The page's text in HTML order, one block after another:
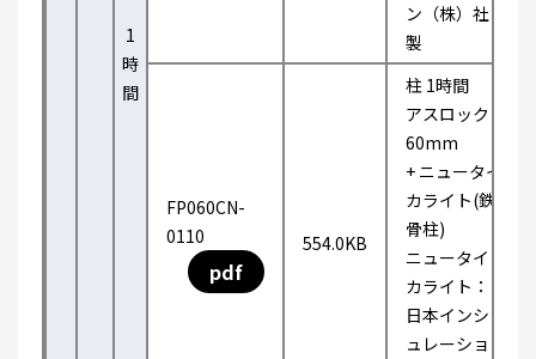
1
時
間
ン（株）社
製
FP060CN-
0110
pdf
554.0KB
柱 1時間
アスロック
60mm
+ ニュータイ
カライト(鉄
骨柱)
ニュータイ
カライト：
日本インシ
ュレーショ